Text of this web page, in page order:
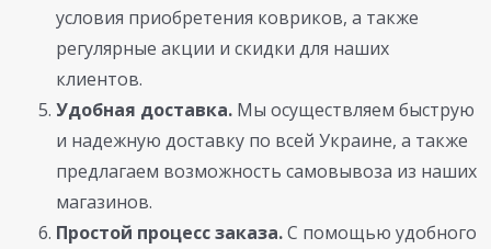
условия приобретения ковриков, а также
регулярные акции и скидки для наших
клиентов.
Удобная доставка. Мы осуществляем быструю
и надежную доставку по всей Украине, а также
предлагаем возможность самовывоза из наших
магазинов.
Простой процесс заказа.С помощью удобного